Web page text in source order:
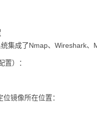
集成了Nmap、Wireshark、
置）：
镜像所在位置：